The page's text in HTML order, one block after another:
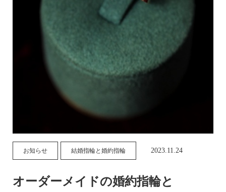
お知らせ 結婚指輪と婚約指輪 2023.11.24
オーダーメイドの婚約指輪と